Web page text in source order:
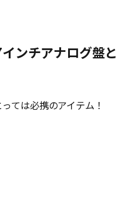
ンチアナログ盤と
ては必携のアイテム！